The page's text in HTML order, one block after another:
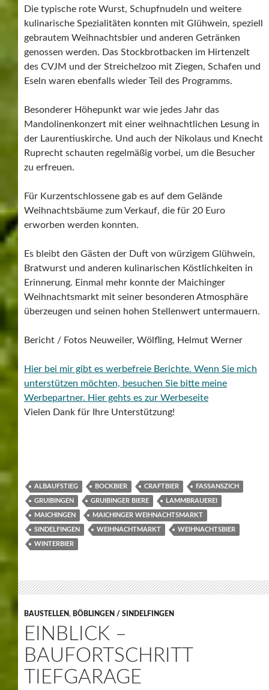
Die typische rote Wurst, Schupfnudeln und weitere
kulinarische Spezialitäten konnten mit Glühwein, speziell
gebrautem Weihnachtsbier und anderen Getränken
genossen werden. Das Stockbrotbacken im Hirtenzelt
des CVJM und der Streichelzoo mit Ziegen, Schafen und
Eseln waren ebenfalls wieder Teil des Programms.
Besonderer Höhepunkt war wie jedes Jahr das
Mandolinenkonzert mit einer weihnachtlichen Lesung in
der Laurentiuskirche. Und auch der Nikolaus und Knecht
Ruprecht schauten regelmäßig vorbei, um die Besucher
zu erfreuen.
Für Kurzentschlossene gab es auf dem Gelände
Weihnachtsbäume zum Verkauf, die für 20 Euro
erworben werden konnten.
Es bleibt den Gästen der Duft von würzigem Glühwein,
Bratwurst und anderen kulinarischen Köstlichkeiten in
Erinnerung. Einmal mehr konnte der Maichinger
Weihnachtsmarkt mit seiner besonderen Atmosphäre
überzeugen und seinen hohen Stellenwert untermauern.
Bericht / Fotos Neuweiler, Wölfling, Helmut Werner
Hier bei mir gibt es werbefreie Berichte. Wenn Sie mich
unterstützen möchten, besuchen Sie bitte meine
Werbepartner. Hier gehts es zur Werbeseite
Vielen Dank für Ihre Unterstützung!
ALBAUFSTIEG BOCKBIER CRAFTBIER FASSANSZICH
GRUIBINGEN GRUIBINGER BIERE LAMMBRAUEREI
MAICHINGEN MAICHINGER WEIHNACHTSMARKT
SINDELFINGEN WEIHNACHTMARKT WEIHNACHTSBIER
WINTERBIER
BAUSTELLEN, BÖBLINGEN / SINDELFINGEN
EINBLICK –
BAUFORTSCHRITT
TIEFGARAGE